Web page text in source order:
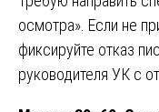
осмотра». Если не
фиксируйте отказ
руководителя УК с